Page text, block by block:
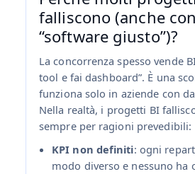
falliscono (anche
“software giusto”)?
La concorrenza spesso vende
tool e fai dashboard”. È una
funziona solo in aziende con
Nella realtà, i progetti BI
sempre per ragioni prevedibili:
KPI non definiti: ogni
modo diverso e nessuno ha